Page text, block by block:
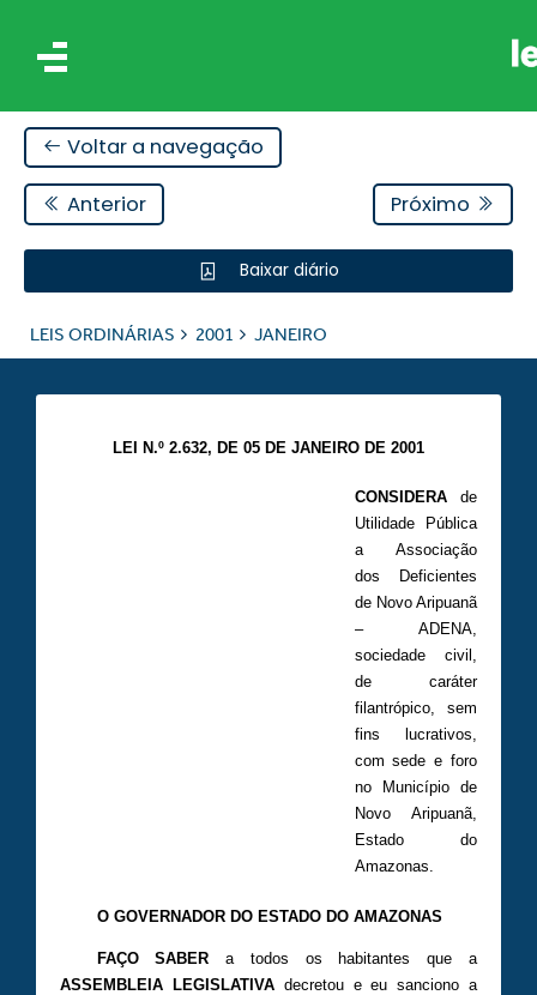
Voltar a navegação
Anterior Próximo
Baixar diário
LEIS ORDINÁRIAS 2001 JANEIRO
LEI N.º 2.632, DE 05 DE JANEIRO DE 2001
CONSIDERA de
Utilidade Pública
a Associação
dos Deficientes
de Novo Aripuanã
– ADENA,
sociedade civil,
de caráter
filantrópico, sem
fins lucrativos,
com sede e foro
no Município de
Novo Aripuanã,
Estado do
Amazonas.
O GOVERNADOR DO ESTADO DO AMAZONAS
FAÇO SABER a todos os habitantes que a
ASSEMBLEIA LEGISLATIVAdecretou e eu sanciono a